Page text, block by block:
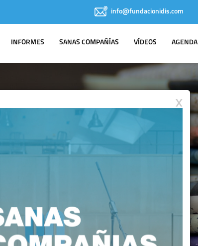
info@fundacionidis.com
INFORMES SANAS COMPAÑÍAS VÍDEOS AGENDA
LOS MEDIOS
X